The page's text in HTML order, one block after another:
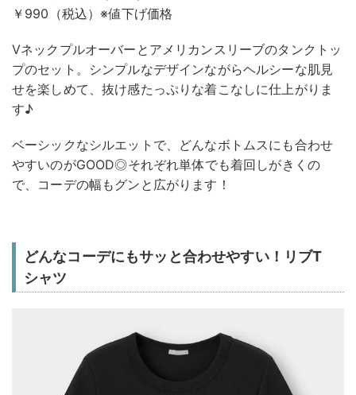
￥990（税込）※値下げ価格
Vネックプルオーバーとアメリカンスリーブのタンクトッ
プのセット。シンプルなデザインながらヘルシーな肌見
せを楽しめて、抜け感たっぷりな着こなしに仕上がりま
す♪
ベーシックなシルエットで、どんなボトムスにも合わせ
やすいのがGOOD◎それぞれ単体でも着回しがきくの
で、コーデの幅もグンと広がります！
どんなコーデにもサッと合わせやすい！リブT
シャツ